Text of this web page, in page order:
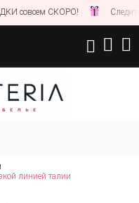
СКОРО! Следите за
линией талии